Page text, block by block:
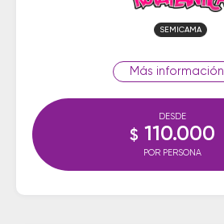
SEMICAMA
información
DESDE
$ 110.000
POR PERSONA